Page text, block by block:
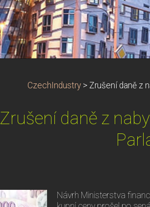
CzechIndustry > Zrušení daně z
Zrušení daně z
Návrh Ministerstva